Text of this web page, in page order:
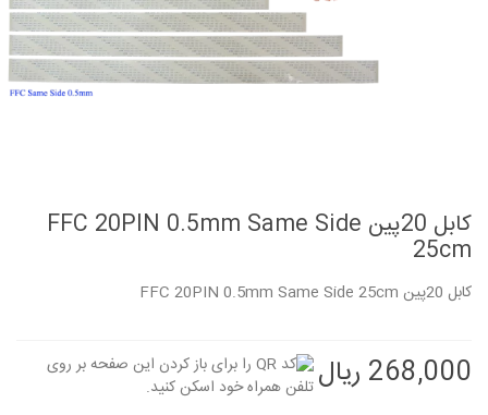
کابل 20پین FFC 20PIN 0.5mm Same Side
25cm
کابل 20پین FFC 20PIN 0.5mm Same Side 25cm
268,000 ریال